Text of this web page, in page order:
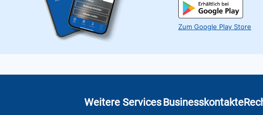
Zum Google Play Store